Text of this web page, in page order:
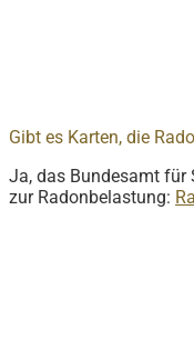
Gibt es Karten, die
Ja, das Bundesamt für
zur Radonbelastung: